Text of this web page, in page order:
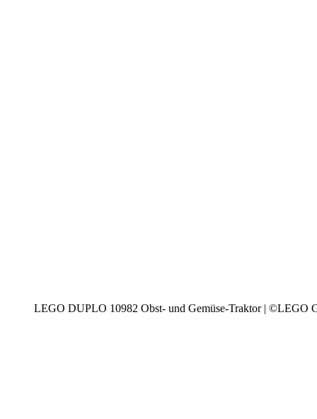
LEGO DUPLO 10982 Obst- und Gemüse-Traktor | ©LEGO